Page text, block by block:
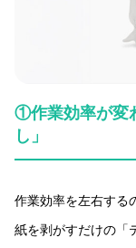
①作業効率が変
し」
作業効率を左右する
紙を剥がすだけの「